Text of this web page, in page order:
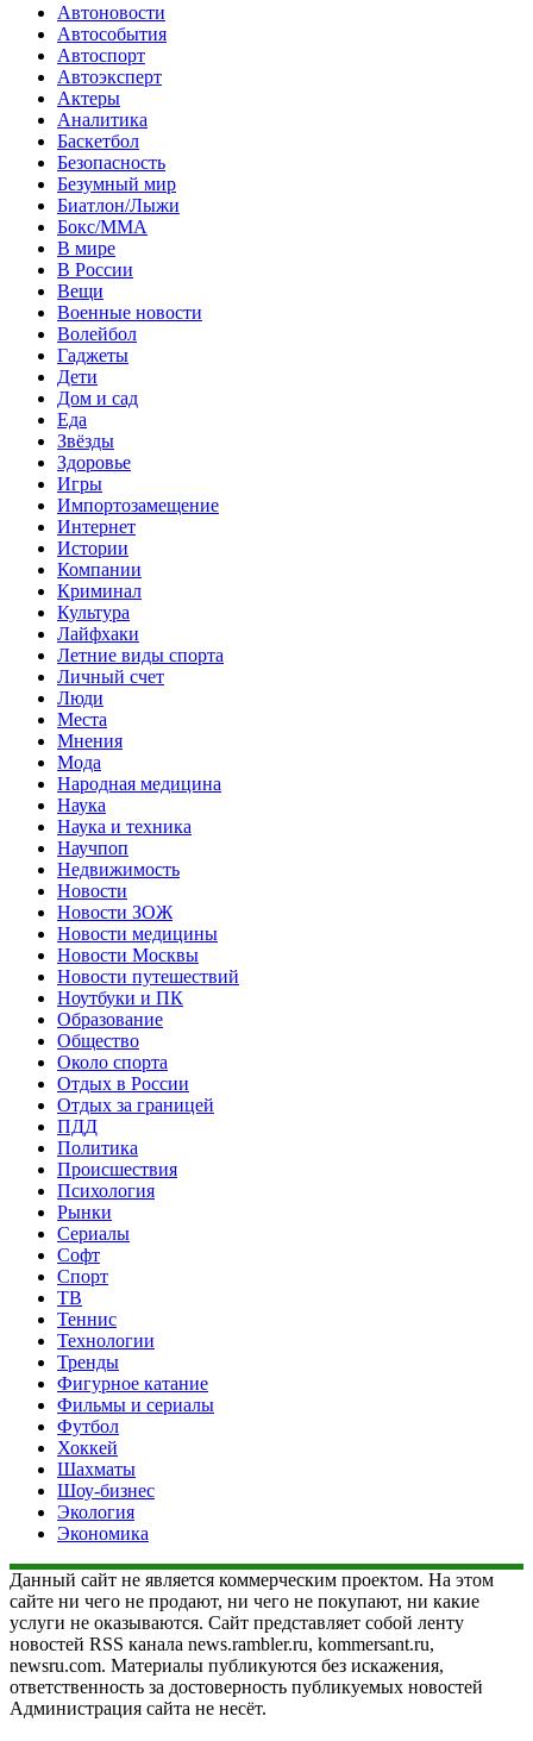
Автоновости
Автособытия
Автоспорт
Автоэксперт
Актеры
Аналитика
Баскетбол
Безопасность
Безумный мир
Биатлон/Лыжи
Бокс/MMA
В мире
В России
Вещи
Военные новости
Волейбол
Гаджеты
Дети
Дом и сад
Еда
Звёзды
Здоровье
Игры
Импортозамещение
Интернет
Истории
Компании
Криминал
Культура
Лайфхаки
Летние виды спорта
Личный счет
Люди
Места
Мнения
Мода
Народная медицина
Наука
Наука и техника
Научпоп
Недвижимость
Новости
Новости ЗОЖ
Новости медицины
Новости Москвы
Новости путешествий
Ноутбуки и ПК
Образование
Общество
Около спорта
Отдых в России
Отдых за границей
ПДД
Политика
Происшествия
Психология
Рынки
Сериалы
Софт
Спорт
ТВ
Теннис
Технологии
Тренды
Фигурное катание
Фильмы и сериалы
Футбол
Хоккей
Шахматы
Шоу-бизнес
Экология
Экономика
Данный сайт не является коммерческим проектом. На этом
сайте ни чего не продают, ни чего не покупают, ни какие
услуги не оказываются. Сайт представляет собой ленту
новостей RSS канала news.rambler.ru, kommersant.ru,
newsru.com. Материалы публикуются без искажения,
ответственность за достоверность публикуемых новостей
Администрация сайта не несёт.